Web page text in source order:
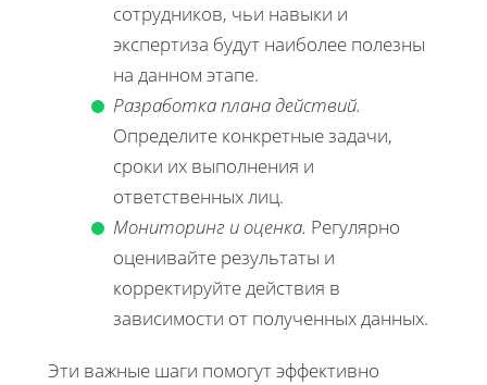
сотрудников, чьи навыки и
экспертиза будут наиболее полезны
на данном этапе.
Разработка плана действий.
Определите конкретные задачи,
сроки их выполнения и
ответственных лиц.
Мониторинг и оценка. Регулярно
оценивайте результаты и
корректируйте действия в
зависимости от полученных данных.
Эти важные шаги помогут эффективно